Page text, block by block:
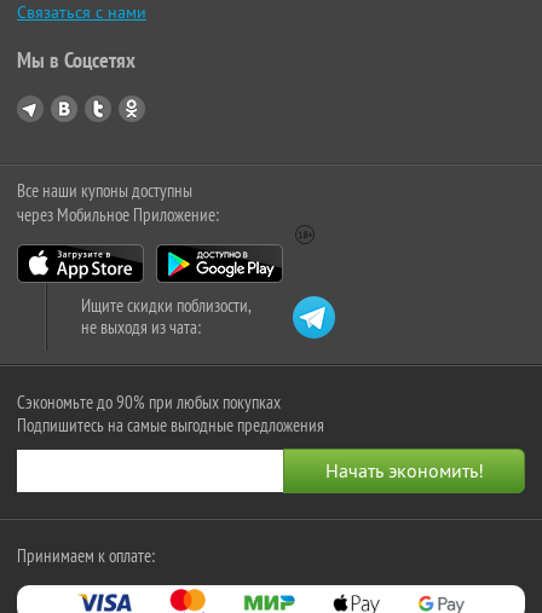
Связаться с нами
Мы в Соцсетях
Все наши купоны доступны
через Мобильное Приложение:
Ищите скидки поблизости,
не выходя из чата:
Сэкономьте до 90% при любых покупках
Подпишитесь на самые выгодные предложения
Принимаем к оплате: